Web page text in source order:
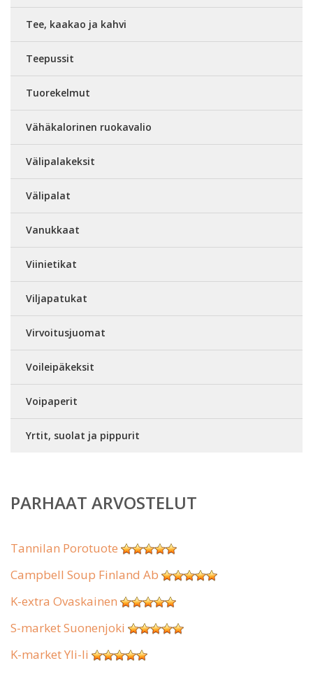
Tee, kaakao ja kahvi
Teepussit
Tuorekelmut
Vähäkalorinen ruokavalio
Välipalakeksit
Välipalat
Vanukkaat
Viinietikat
Viljapatukat
Virvoitusjuomat
Voileipäkeksit
Voipaperit
Yrtit, suolat ja pippurit
PARHAAT ARVOSTELUT
Tannilan Porotuote
Campbell Soup Finland Ab
K-extra Ovaskainen
S-market Suonenjoki
K-market Yli-Ii